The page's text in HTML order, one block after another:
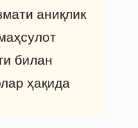
аниқлик
билан
ҳақида